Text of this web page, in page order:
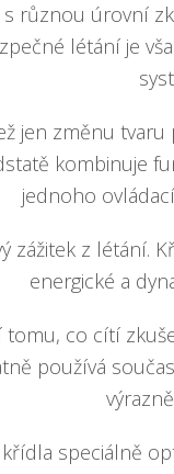
s různou úrovní
létání je
jen změnu
kombinuje
jednoho
zážitek z létání.
energické a
tomu, co cítí
používá
speciálně